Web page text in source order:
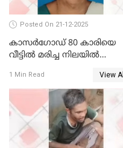
Posted On 21-12-2025
കാസർഗോഡ് 80 കാരിയെ
വീട്ടിൽ മരിച്ച നിലയിൽ
1 Min Read View All